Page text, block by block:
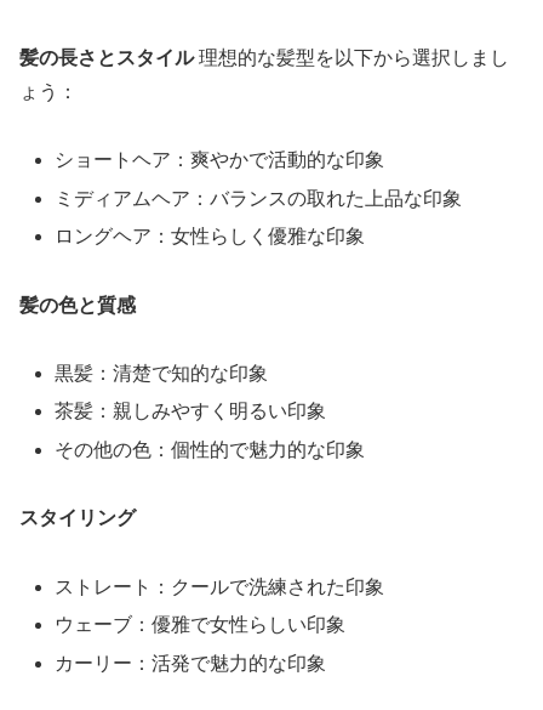
髪の長さとスタイル理想的な髪型を以下から選択しまし
ょう：
ショートヘア：爽やかで活動的な印象
ミディアムヘア：バランスの取れた上品な印象
ロングヘア：女性らしく優雅な印象
髪の色と質感
黒髪：清楚で知的な印象
茶髪：親しみやすく明るい印象
その他の色：個性的で魅力的な印象
スタイリング
ストレート：クールで洗練された印象
ウェーブ：優雅で女性らしい印象
カーリー：活発で魅力的な印象